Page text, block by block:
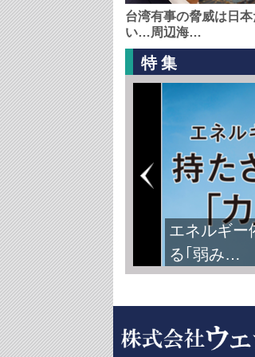
台湾有事の脅威は日
い…周辺海…
特集
エネルギ
る｢弱み…